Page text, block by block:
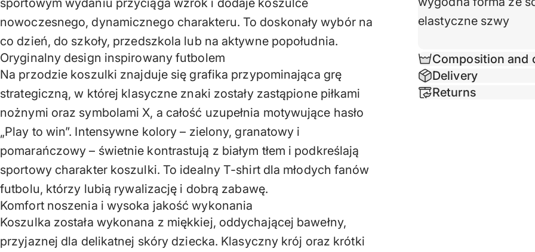
nowoczesnego, dynamicznego charakteru. To doskonały wybór na
co dzień, do szkoły, przedszkola lub na aktywne popołudnia.
Oryginalny design inspirowany futbolem
Na przodzie koszulki znajduje się grafika przypominająca grę
strategiczną, w której klasyczne znaki zostały zastąpione piłkami
nożnymi oraz symbolami X, a całość uzupełnia motywujące hasło
„Play to win”. Intensywne kolory – zielony, granatowy i
pomarańczowy – świetnie kontrastują z białym tłem i podkreślają
sportowy charakter koszulki. To idealny T-shirt dla młodych fanów
futbolu, którzy lubią rywalizację i dobrą zabawę.
Komfort noszenia i wysoka jakość wykonania
Koszulka została wykonana z miękkiej, oddychającej bawełny,
przyjaznej dla delikatnej skóry dziecka. Klasyczny krój oraz krótki
elastyczne szwy
Composition and
Delivery
Returns